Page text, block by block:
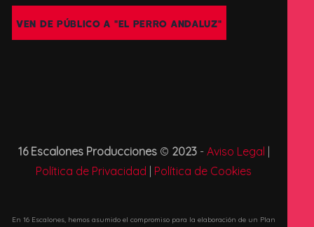
VEN DE PÚBLICO A "EL PERRO ANDALUZ"
16 Escalones Producciones© 2023- Aviso Legal
Política de Privacidad
Política de Cookies
En 16 Escalones, hemos asumido el compromiso para la elaboración de un Plan